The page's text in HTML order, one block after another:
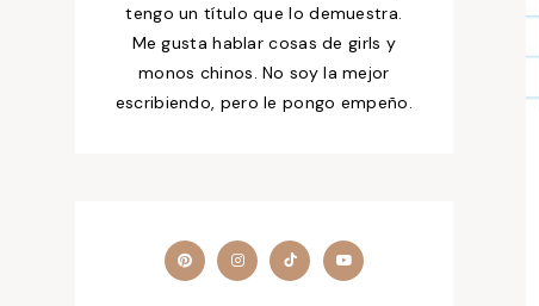
tengo un título que lo demuestra.
Me gusta hablar cosas de girls y
monos chinos. No soy la mejor
escribiendo, pero le pongo empeño.